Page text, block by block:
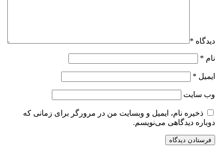
دیدگاه *
نام *
ایمیل *
وب‌ سایت
ذخیره نام، ایمیل و وبسایت من در مرورگر برای زمانی که
دوباره دیدگاهی می‌نویسم.